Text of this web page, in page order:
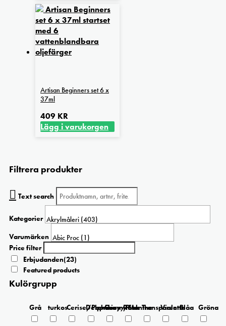
335 kr
här
produkten
har
flera
varianter.
kan
väljas
på
produktsidan
Artisan Beginners set 6 x
37ml
409 KR
Lägg i varukorgen
Filtrera produkter
Text search
Kategorier
Varumärken
Price filter
Erbjudanden(23)
Featured products
Kulörgrupp
Grå turkosCerise/Paprika
Delphinium/Menthe
Grey/Pink
Rosa Transparent
ViolettaBlåa Gröna